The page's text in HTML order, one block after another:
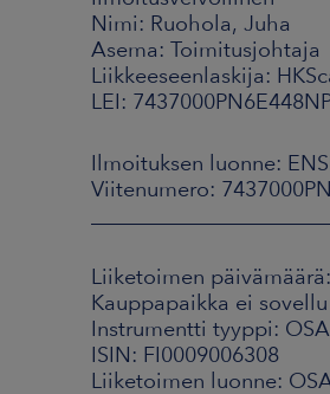
Nimi: Ruohola, Juha
Asema: Toimitusjohtaja
Liikkeeseenlaskija:
LEI:
Ilmoituksen luonne:
Viitenumero:
Liiketoimen
Kauppapaikka ei sovellu
Instrumentti tyyppi:
ISIN: FI0009006308
Liiketoimen luonne: